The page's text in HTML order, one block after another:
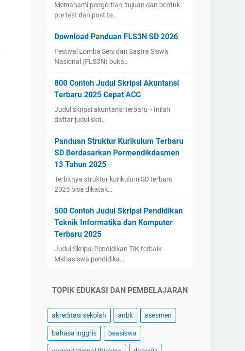
Memahami pengertian, tujuan dan bentuk
pre test dan post te…
Download Panduan FLS3N SD 2026
Festival Lomba Seni dan Sastra Siswa
Nasional (FLS3N) buka…
800 Contoh Judul Skripsi Akuntansi
Terbaru 2025 Cepat ACC
Judul skripsi akuntansi terbaru - Inilah
daftar judul skri…
Panduan Struktur Kurikulum Terbaru
SD Berdasarkan Permendikdasmen
13 Tahun 2025
Terbitnya struktur kurikulum SD terbaru
2025 bisa dikatak…
500 Contoh Judul Skripsi Pendidikan
Teknik Informatika dan Komputer
Terbaru 2025
Judul Skripsi Pendidikan TIK terbaik -
Mahasiswa pendidika…
TOPIK EDUKASI DAN PEMBELAJARAN
akreditasi sekolah anbk asesmen
bahasa inggris beasiswa